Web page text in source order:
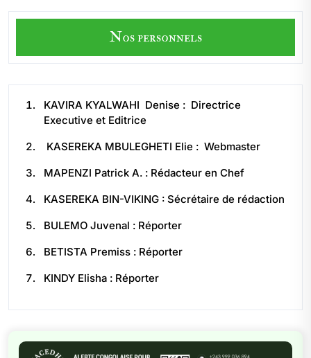
Nos personnels
KAVIRA KYALWAHI Denise : Directrice
Executive et Editrice
KASEREKA MBULEGHETI Elie : Webmaster
MAPENZI Patrick A. : Rédacteur en Chef
KASEREKA BIN-VIKING : Sécrétaire de rédaction
BULEMO Juvenal : Réporter
BETISTA Premiss : Réporter
KINDY Elisha : Réporter